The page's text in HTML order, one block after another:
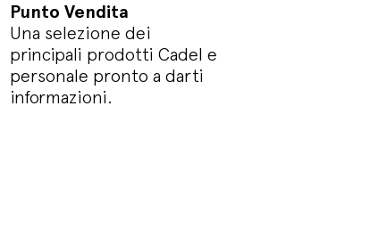
Punto Vendita
Una selezione dei
principali prodotti Cadel e
personale pronto a darti
informazioni.